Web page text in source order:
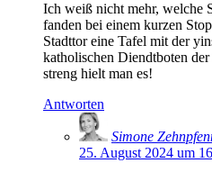
Ich weiß nicht mehr, welche
fanden bei einem kurzen
Stadttor eine Tafel mit der
katholischen Diendtboten
streng hielt man es!
Antworten
Simone
25. August 2024 um